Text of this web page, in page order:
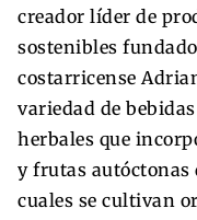
creador líder de
sostenibles
costarricense
variedad de
herbales que
y frutas autóctonas
cuales se cultivan